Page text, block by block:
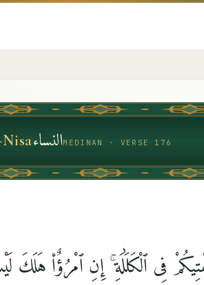
النساءMEDINAN · VERSE 176
فِى ٱلْكَلَٰلَةِ ۚ إِنِ ٱمْرُؤٌا۟